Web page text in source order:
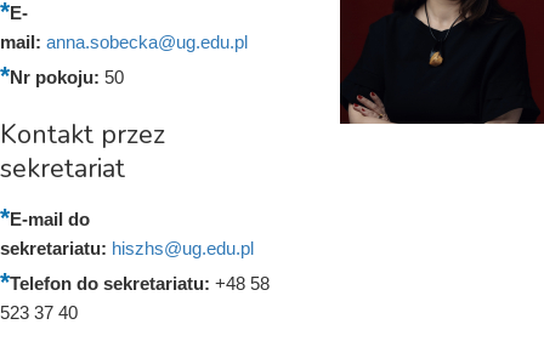
E-
mail: anna.sobecka@ug.edu.pl
Nr pokoju: 50
Kontakt przez
sekretariat
E-mail do
sekretariatu: hiszhs@ug.edu.pl
Telefon do sekretariatu: +48 58
523 37 40